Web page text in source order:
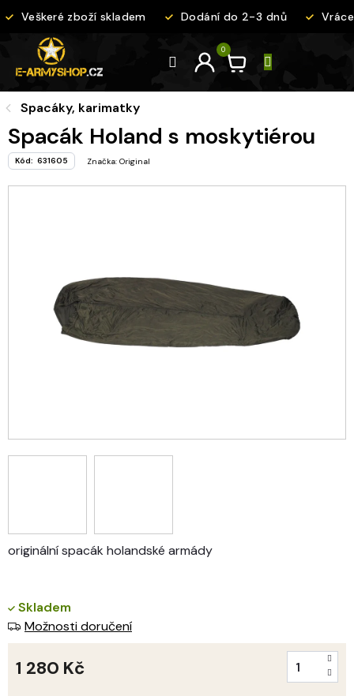
na
Veškeré zboží skladem Dodání do 2-3 dnů
Spacáky, karimatky
Spacák Holand s moskytiérou
Kód: 631605 Značka: Original
originální spacák holandské armády
Skladem
Možnosti doručení
1 280 Kč